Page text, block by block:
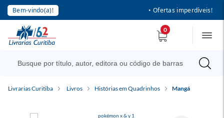
Bem-vindo(a)! • Ofertas imperdíveis!
0
Livrarias Curitiba Livros Histórias em Quadrinhos Mangá